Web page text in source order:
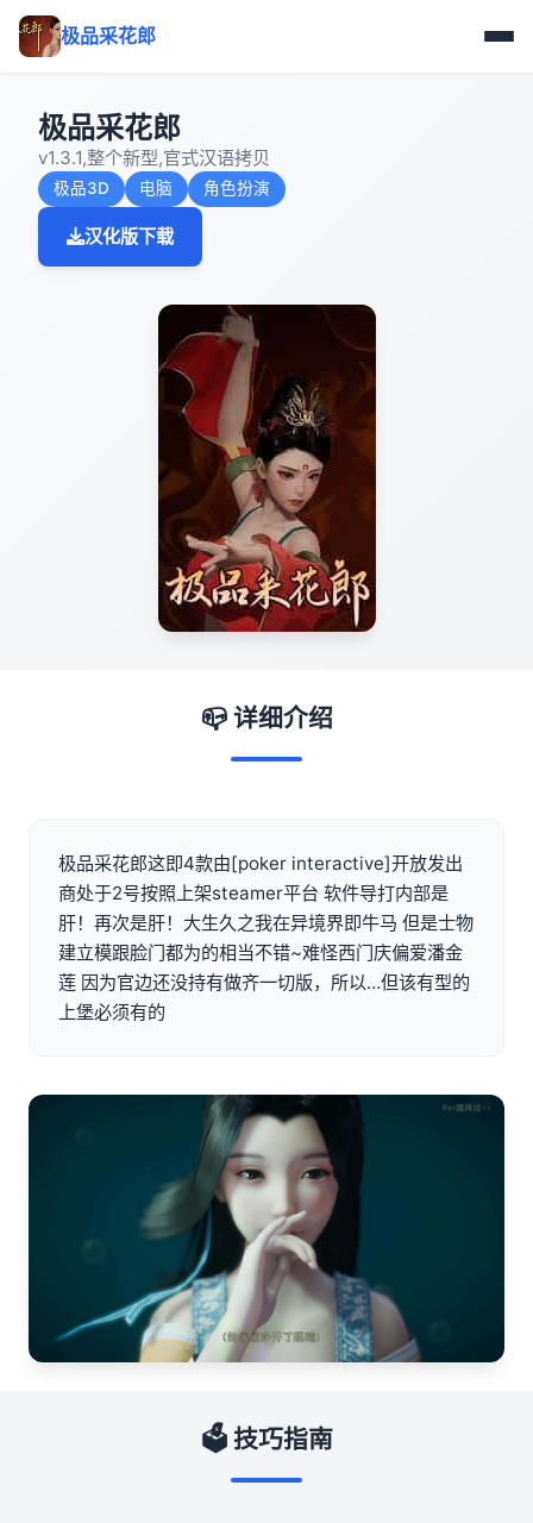
极品采花郎
极品采花郎
v1.3.1,整个新型,官式汉语拷贝
极品3D 电脑 角色扮演
汉化版下载
📪 详细介绍
极品采花郎这即4款由[poker interactive]开放发出
商处于2号按照上架steamer平台 软件导打内部是
肝！再次是肝！大生久之我在异境界即牛马 但是士物
建立模跟脸门都为的相当不错~难怪西门庆偏爱潘金
莲 因为官边还没持有做齐一切版，所以…但该有型的
上堡必须有的
🗳️ 技巧指南